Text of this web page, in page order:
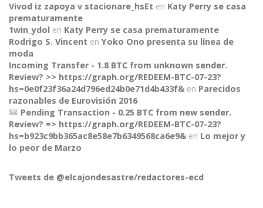
CONNECT
Vivod iz zapoya v stacionare_hsEt en Katy Perry se casa
prematuramente
1win_ydol en Katy Perry se casa prematuramente
Rodrigo S. Vincent en Yoko Ono presenta su línea de
moda
Incoming Transfer - 1.8 BTC from unknown sender.
Review? >> https://graph.org/REDEEM-BTC-07-23?
hs=0e0f23f36a24d796ed24b0e71d4b433f& en Parecidos
razonables de Eurovisión 2016
Pending Transaction - 0.25 BTC from new sender.
Review? => https://graph.org/REDEEM-BTC-07-23?
hs=b923c9bb365ac8e58e7b6349568ca6e9& en Lo mejor y
lo peor de Marzo
Tweets de @elcajondesastre/redactores-ecd